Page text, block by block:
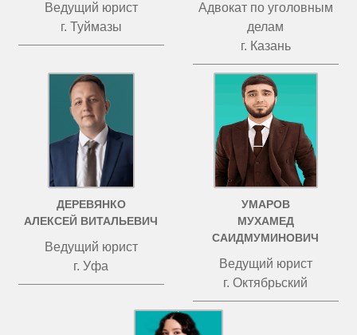
Ведущий юрист
г. Туймазы
Адвокат по уголовным
делам
г. Казань
ДЕРЕВЯНКО
АЛЕКСЕЙ ВИТАЛЬЕВИЧ
Ведущий юрист
г. Уфа
УМАРОВ
МУХАМЕД
САИДМУМИНОВИЧ
Ведущий юрист
г. Октябрьский